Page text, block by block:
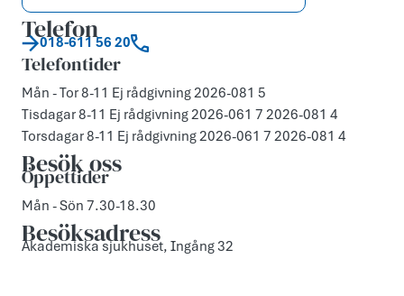
Telefon
018-611 56 20
Telefontider
Mån - Tor 8-11 Ej rådgivning 2026-081 5
Tisdagar 8-11 Ej rådgivning 2026-061 7 2026-081 4
Torsdagar 8-11 Ej rådgivning 2026-061 7 2026-081 4
Besök oss
Öppettider
Mån - Sön 7.30-18.30
Besöksadress
Akademiska sjukhuset, Ingång 32